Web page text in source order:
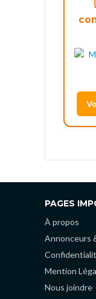
PAGES
À propos
Annonceurs
Mention
Nous joindre